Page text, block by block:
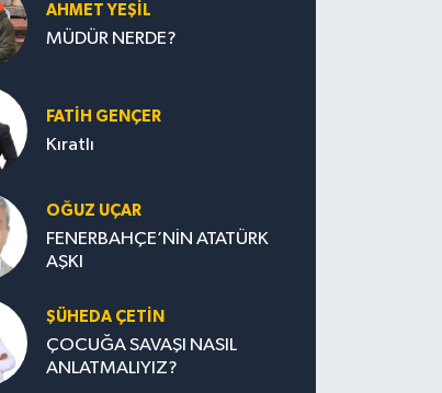
AHMET YEŞİL
MÜDÜR NERDE?
FATIH GENÇER
Kıratlı
OĞUZ UÇAR
FENERBAHÇE’NİN ATATÜRK
AŞKI
ŞÜHEDA ÇETİN
ÇOCUĞA SAVAŞI NASIL
ANLATMALIYIZ?